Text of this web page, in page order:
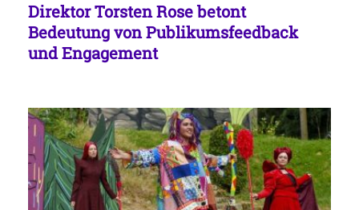
Direktor Torsten Rose betont
Bedeutung von Publikumsfeedback
und Engagement